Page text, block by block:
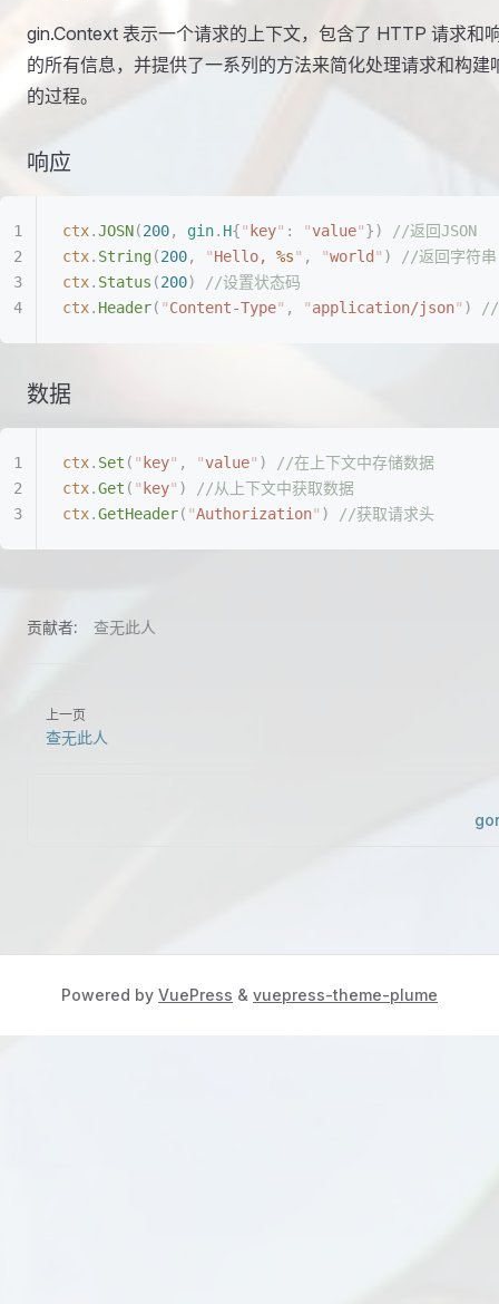
gin.Context 表示一个请求的上下文，包含了 HTTP 请求和
的所有信息，并提供了一系列的方法来简化处理请求和构建
的过程。
响应
ctx.JOSN(200, gin. H{" key" : "value"})
//返回JSON
ctx. String(200, "Hello, %s" , "world " )
//返回字符串
ctx. Status (200)
//设置状态码
ctx. Header( "Content-Type" , "application/json" ) //
数据
ctx. Set ( " key" , "value" )
//在上下文中存储数据
ctx.Get ( " key" )
//从上下文中获取数据
ctx.GetHeader( "Authorization" ) //获取请求头
贡献者: 查无此人
上一页
查无此人
Powered by VuePress & vuepress-theme-plume